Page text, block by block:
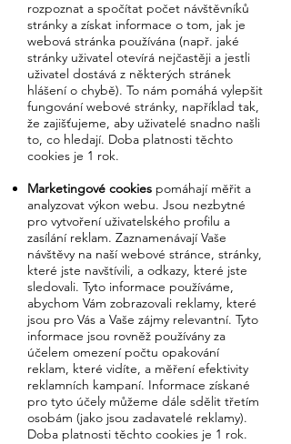
rozpoznat a spočítat počet návštěvníků
stránky a získat informace o tom, jak je
webová stránka používána (např. jaké
stránky uživatel otevírá nejčastěji a jestli
uživatel dostává z některých stránek
hlášení o chybě). To nám pomáhá vylepšit
fungování webové stránky, například tak,
že zajišťujeme, aby uživatelé snadno našli
to, co hledají. Doba platnosti těchto
cookies je 1 rok.
Marketingové cookies pomáhají měřit a
analyzovat výkon webu. Jsou nezbytné
pro vytvoření uživatelského profilu a
zasílání reklam. Zaznamenávají Vaše
návštěvy na naší webové stránce, stránky,
které jste navštívili, a odkazy, které jste
sledovali. Tyto informace používáme,
abychom Vám zobrazovali reklamy, které
jsou pro Vás a Vaše zájmy relevantní. Tyto
informace jsou rovněž používány za
účelem omezení počtu opakování
reklam, které vidíte, a měření efektivity
reklamních kampaní. Informace získané
pro tyto účely můžeme dále sdělit třetím
osobám (jako jsou zadavatelé reklamy).
Doba platnosti těchto cookies je 1 rok.